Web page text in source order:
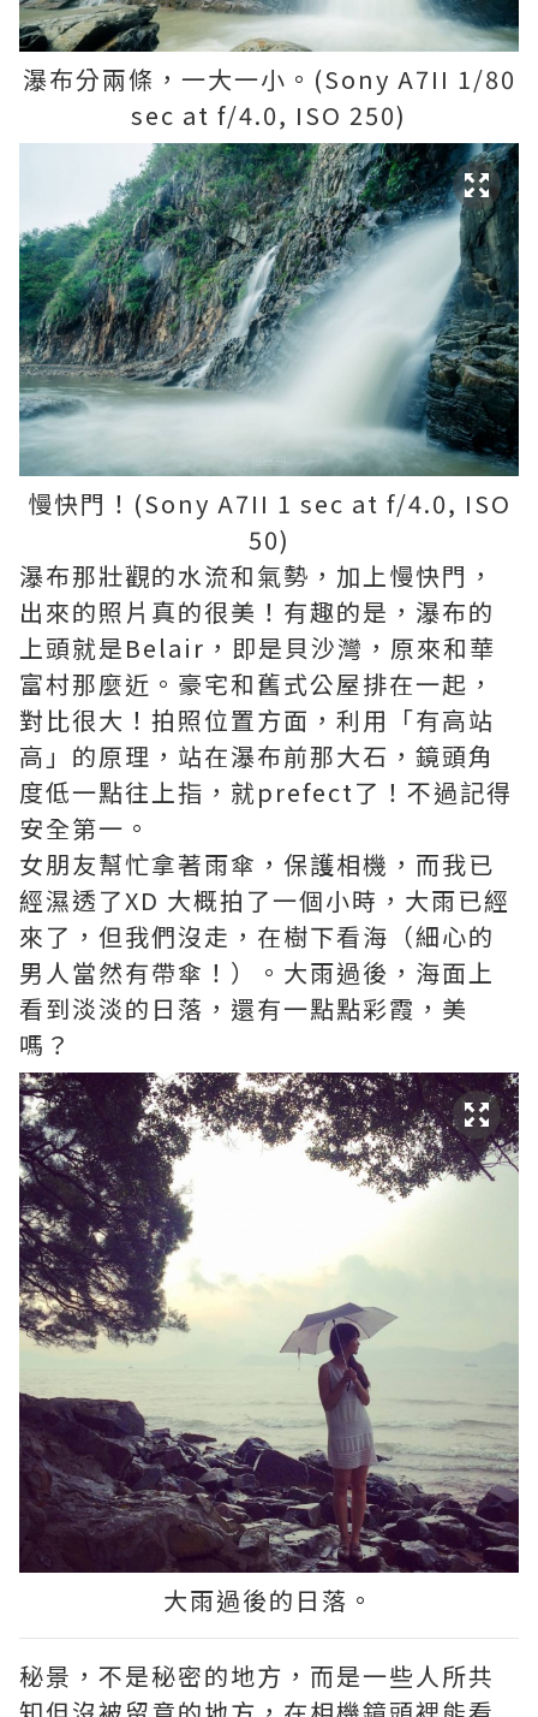
瀑布分兩條，一大一小。(Sony A7II 1/80
sec at f/4.0, ISO 250)
慢快門！(Sony A7II 1 sec at f/4.0, ISO
50)
瀑布那壯觀的水流和氣勢，加上慢快門，
出來的照片真的很美！有趣的是，瀑布的
上頭就是Belair，即是貝沙灣，原來和華
富村那麼近。豪宅和舊式公屋排在一起，
對比很大！拍照位置方面，利用「有高站
高」的原理，站在瀑布前那大石，鏡頭角
度低一點往上指，就prefect了！不過記得
安全第一。
女朋友幫忙拿著雨傘，保護相機，而我已
經濕透了XD 大概拍了一個小時，大雨已經
來了，但我們沒走，在樹下看海（細心的
男人當然有帶傘！）。大雨過後，海面上
看到淡淡的日落，還有一點點彩霞，美
嗎？
大雨過後的日落。
秘景，不是秘密的地方，而是一些人所共